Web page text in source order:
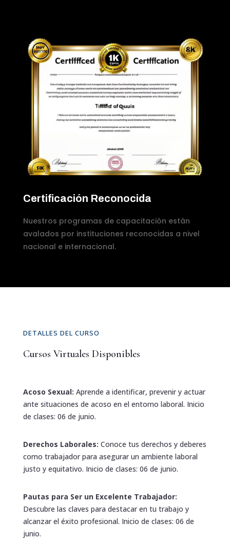
Certificación Reconocida
Nuestros programas de capacitación están
avalados por instituciones reconocidas a nivel
nacional e internacional.
DETALLES DEL CURSO
Cursos Virtuales Disponibles
Acoso Sexual: Aprende a identificar, prevenir y actuar
ante situaciones de acoso en el entorno laboral. Inicio
de clases: 06 de junio.
Derechos Laborales: Conoce tus derechos y deberes
como trabajador para asegurar un ambiente laboral
justo y equitativo. Inicio de clases: 06 de junio.
Pautas para Ser un Excelente Trabajador:
Descubre las claves para destacar en tu trabajo y
alcanzar el éxito profesional. Inicio de clases: 06 de
junio.